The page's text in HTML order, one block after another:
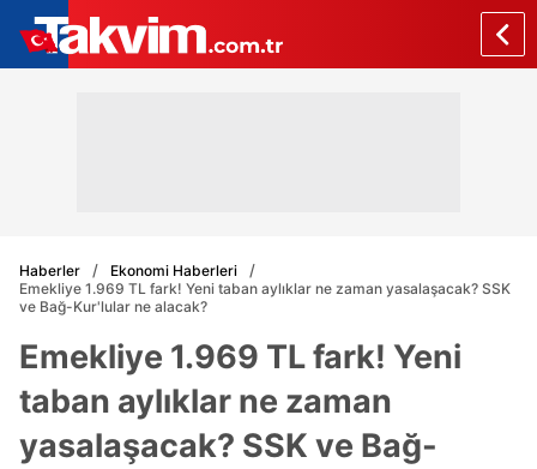
Haberler
Ekonomi Haberleri
Emekliye 1.969 TL fark! Yeni taban aylıklar ne zaman yasalaşacak? SSK
ve Bağ-Kur'lular ne alacak?
Emekliye 1.969 TL fark! Yeni
taban aylıklar ne zaman
yasalaşacak? SSK ve Bağ-